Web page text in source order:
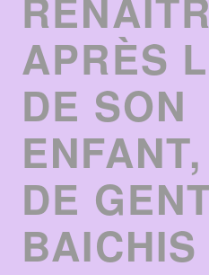
APRÈS
DE SON
DE
BAICHIS